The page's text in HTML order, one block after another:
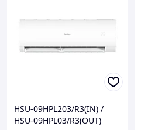
HSU-09HPL203/R3(IN) /
HSU-09HPL03/R3(OUT)